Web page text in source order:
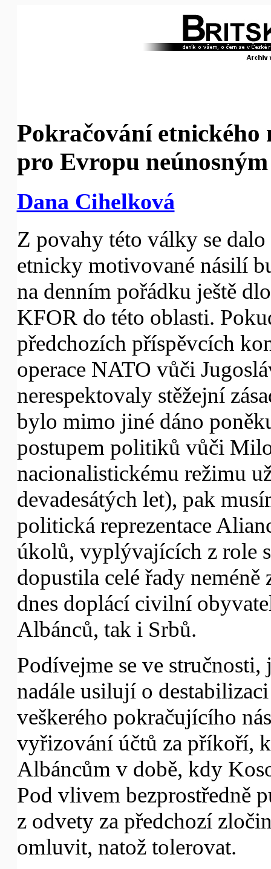
Pokračování etnického
pro Evropu
Dana Cihelková
Z povahy této války se
etnicky motivované násilí
na denním pořádku ještě
KFOR do této oblasti.
předchozích příspěvcích
operace NATO vůči
nerespektovaly stěžejní
bylo mimo jiné dáno
postupem politiků vůči
nacionalistickému režimu
devadesátých let), pak
politická reprezentace
úkolů, vyplývajících z role
dopustila celé řady
dnes doplácí civilní
Albánců, tak i Srbů.
Podívejme se ve
nadále usilují o
veškerého pokračujícího
vyřizování účtů za příkoří,
Albáncům v době, kdy
Pod vlivem bezprostředně
z odvety za předchozí
omluvit, natož tolerovat.